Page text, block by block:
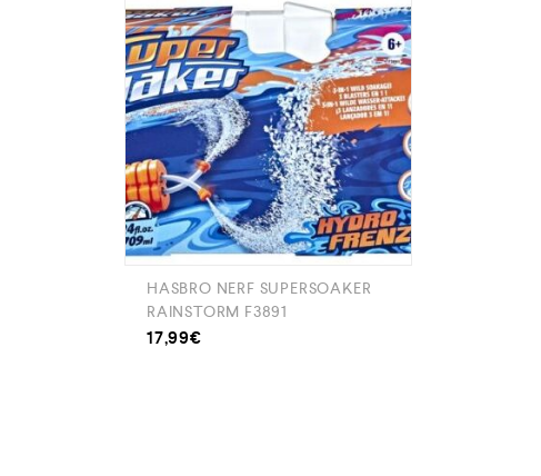
HASBRO NERF SUPERSOAKER
RAINSTORM F3891
17,99€